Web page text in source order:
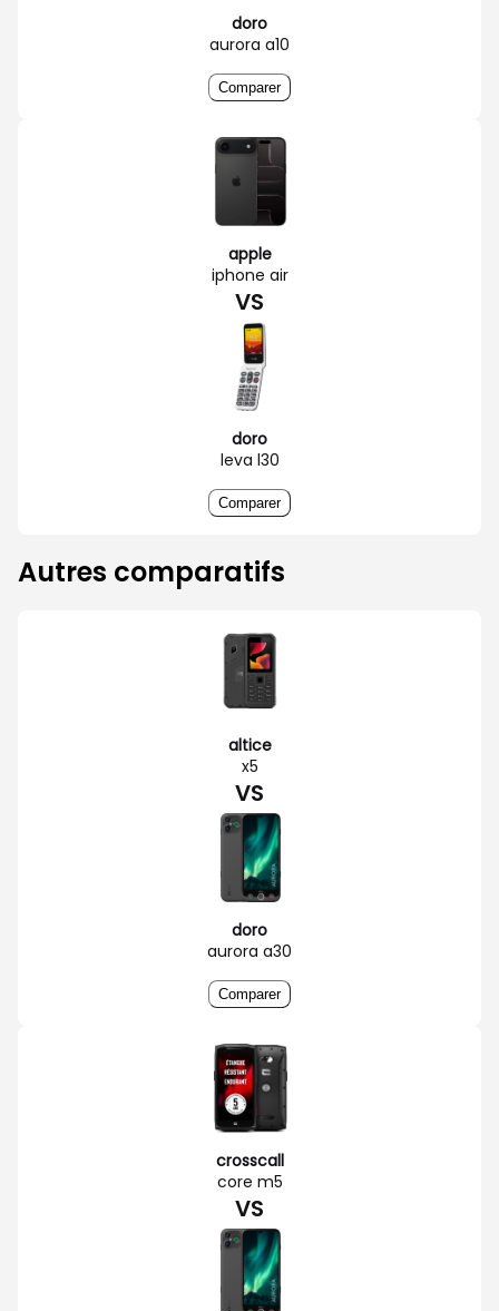
doro
aurora a10
Comparer
apple
iphone air
VS
doro
leva l30
Comparer
Autres comparatifs
altice
x5
VS
doro
aurora a30
Comparer
crosscall
core m5
VS